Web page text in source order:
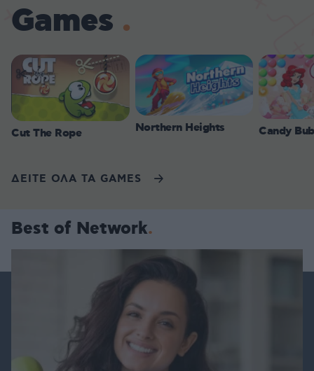
Games
Cut The Rope Northern Heights Candy
ΔΕΙΤΕ ΟΛΑ ΤΑ GAMES
Best of Network